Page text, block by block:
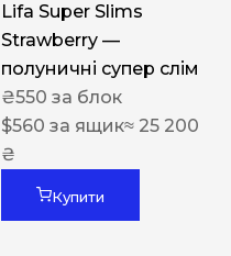
Lifa Super Slims
Strawberry —
полуничні супер слім
₴550 за блок
$560 за ящик≈ 25 200
₴
Купити